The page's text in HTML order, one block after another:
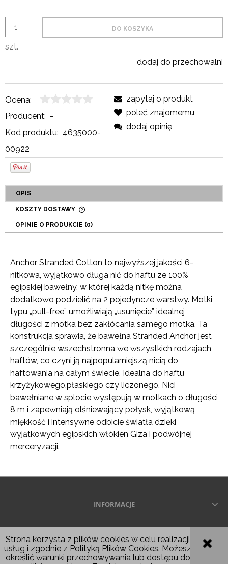
Strona korzysta z plików cookies w celu realizacji
usług i zgodnie z Polityką Plików Cookies. Możesz
określić warunki przechowywania lub dostępu do
szt.
DO KOSZYKA
dodaj do przechowalni
Ocena:
Producent: -
Kod produktu: 4635000-
00922
zapytaj o produkt
poleć znajomemu
dodaj opinię
OPIS
KOSZTY DOSTAWY
PŁATNOŚCI
OPINIE O PRODUKCIE (0)
Anchor Stranded Cotton to najwyższej jakości 6-
nitkowa, wyjątkowo długa nić do haftu ze 100%
egipskiej bawełny, w której każdą nitkę można
dodatkowo podzielić na 2 pojedyncze warstwy. Motki
typu „pull-free” umożliwiają „usunięcie” idealnej
długości z motka bez zakłócania samego motka. Ta
konstrukcja sprawia, że ​​bawełna Stranded Anchor jest
szczególnie wszechstronna we wszystkich rodzajach
haftów, co czyni ją najpopularniejszą nicią do
haftowania na całym świecie. Idealna do haftu
krzyżykowego,płaskiego czy liczonego. Nici
bawełniane w splocie występują w motkach o długości
8 m i zapewniają olśniewający połysk, wyjątkową
miękkość i intensywne odbicie światła dzięki
wyjątkowych egipskich włókien Giza i podwójnej
merceryzacji.
INFORMACJE
POKAŻ PEŁNĄ WERSJĘ STRONY